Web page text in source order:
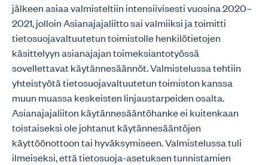
jälkeen asiaa valmisteltiin intensiivisesti vuosina 2020–
2021, jolloin Asianajajaliitto sai valmiiksi ja toimitti
tietosuojavaltuutetun toimistolle henkilötietojen
käsittelyyn asianajajan toimeksiantotyössä
sovellettavat käytännesäännöt. Valmistelussa tehtiin
yhteistyötä tietosuojavaltuutetun toimiston kanssa
muun muassa keskeisten linjaustarpeiden osalta.
Asianajajaliiton käytännesääntöhanke ei kuitenkaan
toistaiseksi ole johtanut käytännesääntöjen
käyttöönottoon tai hyväksymiseen. Valmistelussa tuli
ilmeiseksi, että tietosuoja-asetuksen tunnistamien